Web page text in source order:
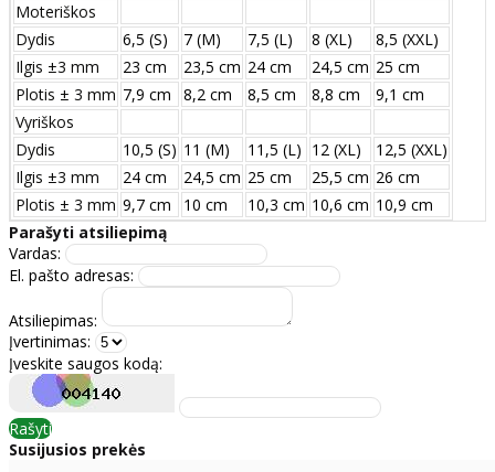
Moteriškos
Dydis
6,5 (S) 7 (M) 7,5 (L) 8 (XL)
8,5 (XXL)
Ilgis ±3 mm
23 cm 23,5 cm 24 cm 24,5 cm 25 cm
Plotis ± 3 mm 7,9 cm 8,2 cm 8,5 cm 8,8 cm
9,1 cm
Vyriškos
Dydis
10,5 (S) 11 (M) 11,5 (L) 12 (XL)
12,5 (XXL)
Ilgis ±3 mm
24 сm 24,5 сm 25 сm 25,5 сm 26 сm
Plotis ± 3 mm 9,7 сm 10 сm 10,3 сm 10,6 сm 10,9 сm
Parašyti atsiliepimą
Vardas:
El. pašto adresas:
Atsiliepimas:
Įvertinimas:
Įveskite saugos kodą:
Rašyti
Susijusios prekės